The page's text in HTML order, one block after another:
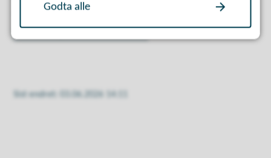
og kontaktinformasjon på
nettsidene til Møre og
Sist endret 03.06.2026 14:11
Godta alle